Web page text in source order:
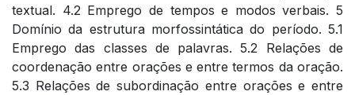
textual. 4.2 Emprego de tempos e modos verbais. 5
Domínio da estrutura morfossintática do período. 5.1
Emprego das classes de palavras. 5.2 Relações de
coordenação entre orações e entre termos da oração.
5.3 Relações de subordinação entre orações e entre